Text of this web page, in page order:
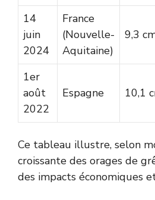
14
juin
2024
France
(Nouvelle-
Aquitaine)
9,3
1er
août
2022
Espagne 10,1
Ce tableau illustre, selon
croissante des orages de
des impacts économiques